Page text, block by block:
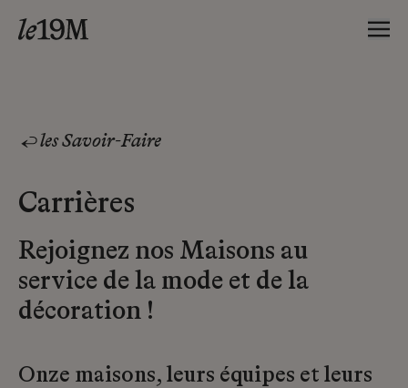
les Savoir-Faire
Carrières
Rejoignez nos Maisons au
service de la mode et de la
décoration !
Onze maisons, leurs équipes et leurs